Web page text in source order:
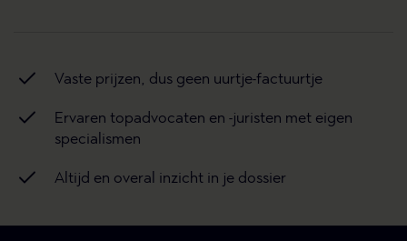
Vaste prijzen, dus geen uurtje-factuurtje
Ervaren topadvocaten en -juristen met eigen
specialismen
Altijd en overal inzicht in je dossier